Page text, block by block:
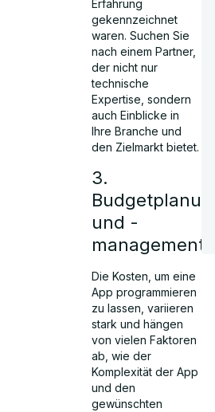
Erfahrung
gekennzeichnet
waren. Suchen Sie
nach einem Partner,
der nicht nur
technische
Expertise, sondern
auch Einblicke in
Ihre Branche und
den Zielmarkt bietet.
3.
Budgetplanung
und -
management
Die Kosten, um eine
App programmieren
zu lassen, variieren
stark und hängen
von vielen Faktoren
ab, wie der
Komplexität der App
und den
gewünschten